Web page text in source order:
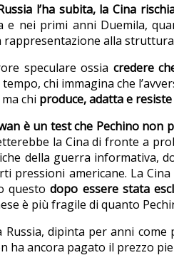
l’ha subita, la Cina
e nei primi anni Duemila,
rappresentazione alla
speculare ossia credere
chi immagina che
chi produce, adatta e
è un test che Pechino
la Cina di fronte a
della guerra informativa,
pressioni americane. La
questodopo essere stata
è più fragile di quanto
Russia, dipinta per anni
ha ancora pagato il prezzo